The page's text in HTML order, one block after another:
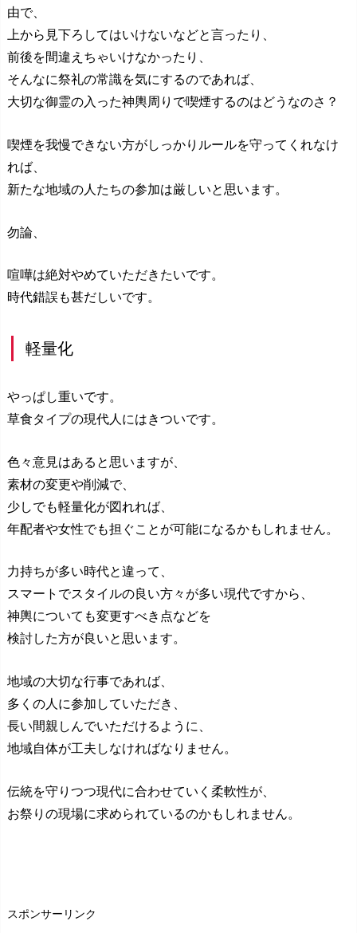
由で、
上から見下ろしてはいけないなどと言ったり、
前後を間違えちゃいけなかったり、
そんなに祭礼の常識を気にするのであれば、
大切な御霊の入った神輿周りで喫煙するのはどうなのさ？
喫煙を我慢できない方がしっかりルールを守ってくれなけ
れば、
新たな地域の人たちの参加は厳しいと思います。
勿論、
喧嘩は絶対やめていただきたいです。
時代錯誤も甚だしいです。
軽量化
やっぱし重いです。
草食タイプの現代人にはきついです。
色々意見はあると思いますが、
素材の変更や削減で、
少しでも軽量化が図れれば、
年配者や女性でも担ぐことが可能になるかもしれません。
力持ちが多い時代と違って、
スマートでスタイルの良い方々が多い現代ですから、
神輿についても変更すべき点などを
検討した方が良いと思います。
地域の大切な行事であれば、
多くの人に参加していただき、
長い間親しんでいただけるように、
地域自体が工夫しなければなりません。
伝統を守りつつ現代に合わせていく柔軟性が、
お祭りの現場に求められているのかもしれません。
スポンサーリンク